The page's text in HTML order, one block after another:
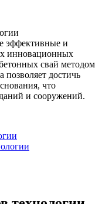
эффективные и
инновационных
свай методом
позволяет достичь
что
и сооружений.